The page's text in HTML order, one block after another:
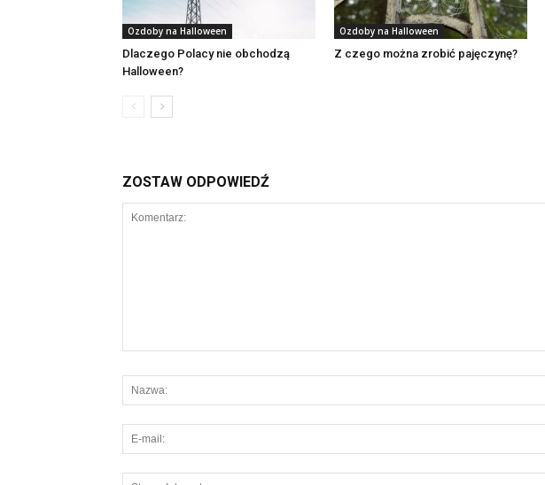
Ozdoby na Halloween
Dlaczego Polacy nie obchodzą
Halloween?
Ozdoby na Halloween
Z czego można zrobić pajęczynę?
ZOSTAW ODPOWIEDŹ